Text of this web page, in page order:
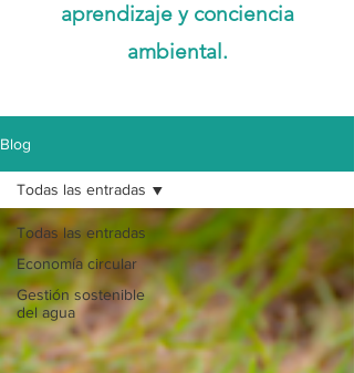
aprendizaje y conciencia
ambiental.
Blog
Todas las entradas
Economía circular
Gestión sostenible
del agua
Todas las entradas